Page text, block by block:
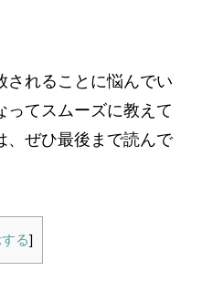
されることに悩んでい
ってスムーズに教えて
、ぜひ最後まで読んで
る]